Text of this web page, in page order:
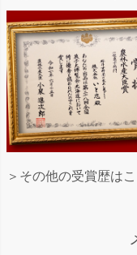
＞その他の受賞歴は